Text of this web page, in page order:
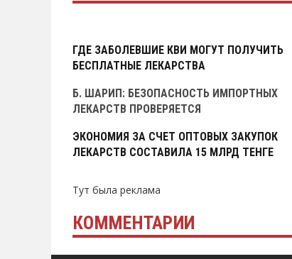
Тут была реклама
ГДЕ ЗАБОЛЕВШИЕ КВИ МОГУТ ПОЛУЧИТЬ
БЕСПЛАТНЫЕ ЛЕКАРСТВА
Б. ШАРИП: БЕЗОПАСНОСТЬ ИМПОРТНЫХ
ЛЕКАРСТВ ПРОВЕРЯЕТСЯ
ЭКОНОМИЯ ЗА СЧЕТ ОПТОВЫХ ЗАКУПОК
ЛЕКАРСТВ СОСТАВИЛА 15 МЛРД ТЕНГЕ
Тут была реклама
КОММЕНТАРИИ